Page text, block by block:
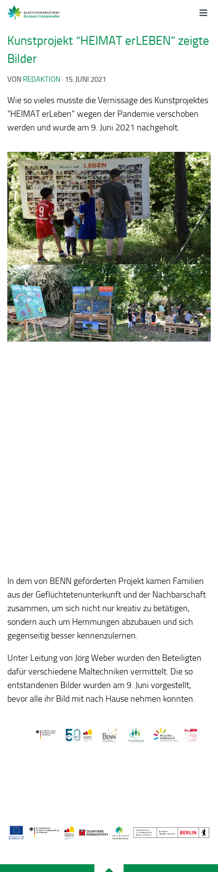
Kunstprojekt “HEIMAT erLEBEN” zeigte
Bilder
VON REDAKTION · 15. JUNI 2021
Wie so vieles musste die Vernissage des Kunstprojektes
“HEIMAT erLeben” wegen der Pandemie verschoben
werden und wurde am 9. Juni 2021 nachgeholt.
In dem von BENN geförderten Projekt kamen Familien
aus der Geflüchtetenunterkunft und der Nachbarschaft
zusammen, um sich nicht nur kreativ zu betätigen,
sondern auch um Hemmungen abzubauen und sich
gegenseitig besser kennenzulernen.
Unter Leitung von Jörg Weber wurden den Beteiligten
dafür verschiedene Maltechniken vermittelt. Die so
entstandenen Bilder wurden am 9. Juni vorgestellt,
bevor alle ihr Bild mit nach Hause nehmen konnten.